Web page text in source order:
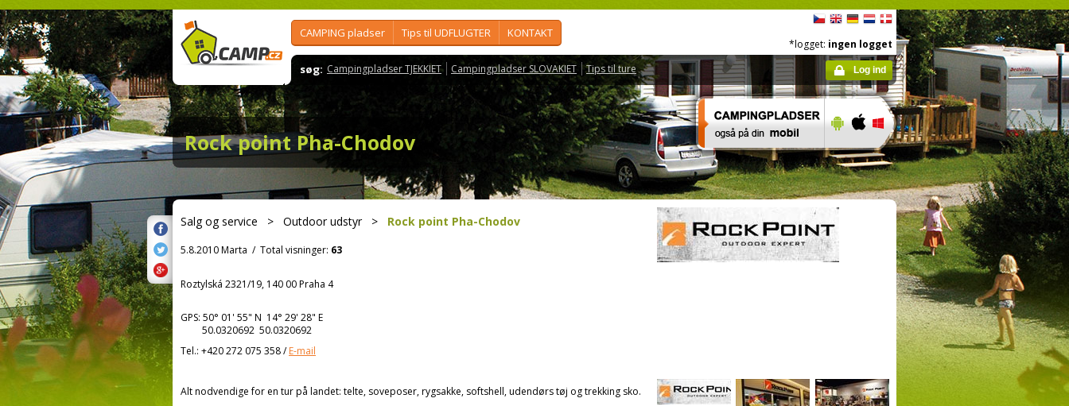
CAMPING pladser Tips til UDFLUGTER KONTAKT
søg: Campingpladser TJEKKIET Campingpladser SLOVAKIET Tips til ture
*logget: ingen logget
Log ind
Rock point Pha-Chodov
Salg og service > Outdoor udstyr> Rock point Pha-Chodov
5.8.2010 Marta / Total visninger: 63
Roztylská 2321/19, 140 00 Praha 4
GPS: 50° 01' 55" N 14° 29' 28" E
50.0320692 50.0320692
Tel.: +420 272 075 358/E-mail
Alt nodvendige for en tur på landet: telte, soveposer, rygsakke, softshell, udendørs tøj og trekking sko.